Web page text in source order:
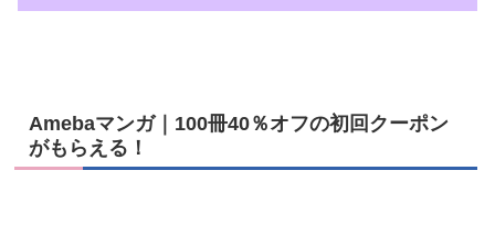
Amebaマンガ｜100冊40％オフの初回クーポン
がもらえる！